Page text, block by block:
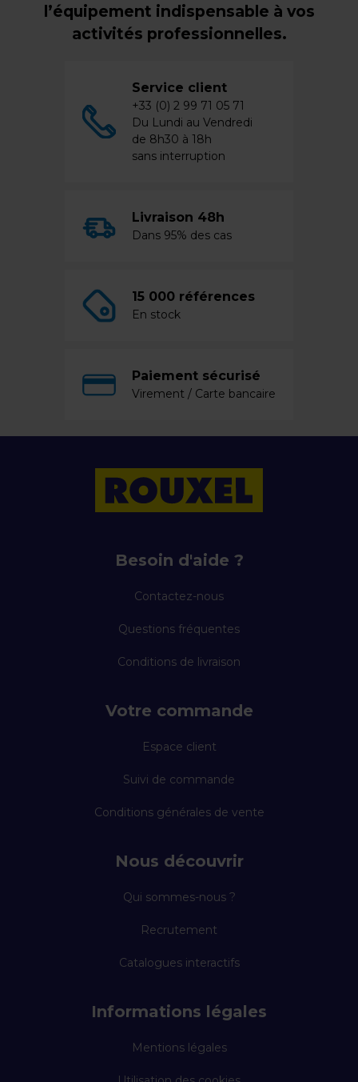
l’équipement indispensable à vos
activités professionnelles.
Service client
+33 (0) 2 99 71 05 71
Du Lundi au Vendredi
de 8h30 à 18h
sans interruption
Livraison 48h
Dans 95% des cas
15 000 références
En stock
Paiement sécurisé
Virement / Carte bancaire
Besoin d'aide ?
Contactez-nous
Questions fréquentes
Conditions de livraison
Votre commande
Espace client
Suivi de commande
Conditions générales de vente
Nous découvrir
Qui sommes-nous ?
Recrutement
Catalogues interactifs
Informations légales
Mentions légales